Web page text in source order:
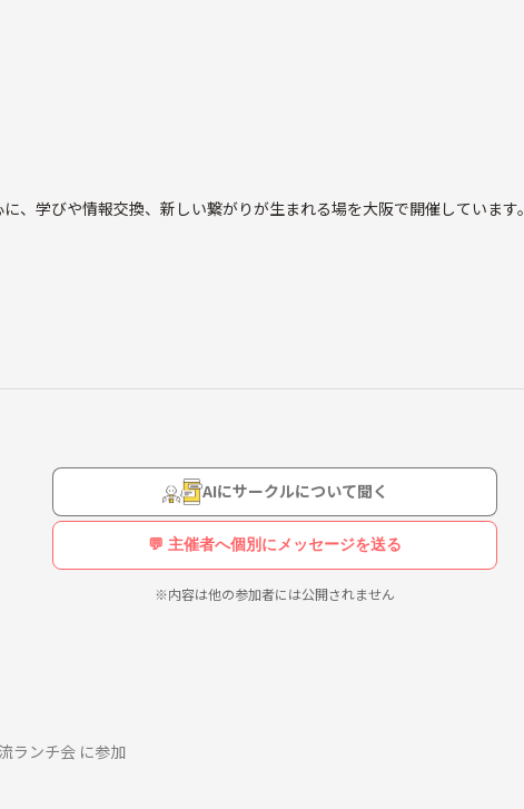
務所を運営しなが
出会いや学びを提供
ホームな雰囲気を大
、学びや情報交換、新しい繋がりが生まれる場を大阪で開催しています
AIにサークルについて聞く
💬 主催者へ個別にメッセージを送る
※内容は他の参加者には公開されません
ランチ会 に参加